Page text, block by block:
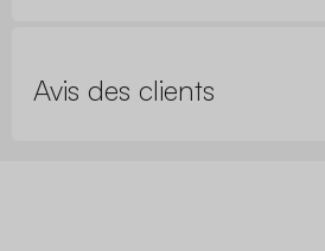
Avis des clients